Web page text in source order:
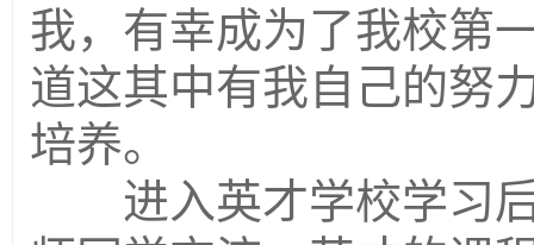
我，有幸成为了我校第
道这其中有我自己的努
培养。
进入英才学校学习后